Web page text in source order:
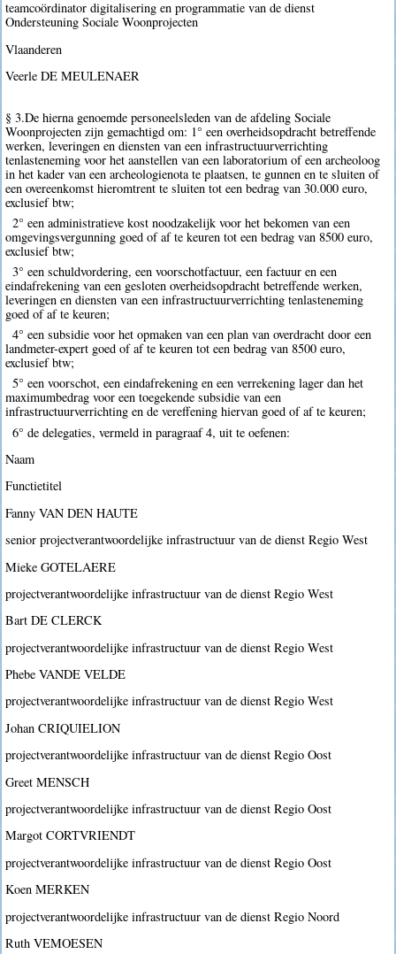
teamcoördinator digitalisering en programmatie van de dienst
Ondersteuning Sociale Woonprojecten
Vlaanderen
Veerle DE MEULENAER
§ 3.De hierna genoemde personeelsleden van de afdeling Sociale
Woonprojecten zijn gemachtigd om: 1° een overheidsopdracht betreffende
werken, leveringen en diensten van een infrastructuurverrichting
tenlasteneming voor het aanstellen van een laboratorium of een archeoloog
in het kader van een archeologienota te plaatsen, te gunnen en te sluiten of
een overeenkomst hieromtrent te sluiten tot een bedrag van 30.000 euro,
exclusief btw;
2° een administratieve kost noodzakelijk voor het bekomen van een
omgevingsvergunning goed of af te keuren tot een bedrag van 8500 euro,
exclusief btw;
3° een schuldvordering, een voorschotfactuur, een factuur en een
eindafrekening van een gesloten overheidsopdracht betreffende werken,
leveringen en diensten van een infrastructuurverrichting tenlasteneming
goed of af te keuren;
4° een subsidie voor het opmaken van een plan van overdracht door een
landmeter-expert goed of af te keuren tot een bedrag van 8500 euro,
exclusief btw;
5° een voorschot, een eindafrekening en een verrekening lager dan het
maximumbedrag voor een toegekende subsidie van een
infrastructuurverrichting en de vereffening hiervan goed of af te keuren;
6° de delegaties, vermeld in paragraaf 4, uit te oefenen:
Naam
Functietitel
Fanny VAN DEN HAUTE
senior projectverantwoordelijke infrastructuur van de dienst Regio West
Mieke GOTELAERE
projectverantwoordelijke infrastructuur van de dienst Regio West
Bart DE CLERCK
projectverantwoordelijke infrastructuur van de dienst Regio West
Phebe VANDE VELDE
projectverantwoordelijke infrastructuur van de dienst Regio West
Johan CRIQUIELION
projectverantwoordelijke infrastructuur van de dienst Regio Oost
Greet MENSCH
projectverantwoordelijke infrastructuur van de dienst Regio Oost
Margot CORTVRIENDT
projectverantwoordelijke infrastructuur van de dienst Regio Oost
Koen MERKEN
projectverantwoordelijke infrastructuur van de dienst Regio Noord
Ruth VEMOESEN